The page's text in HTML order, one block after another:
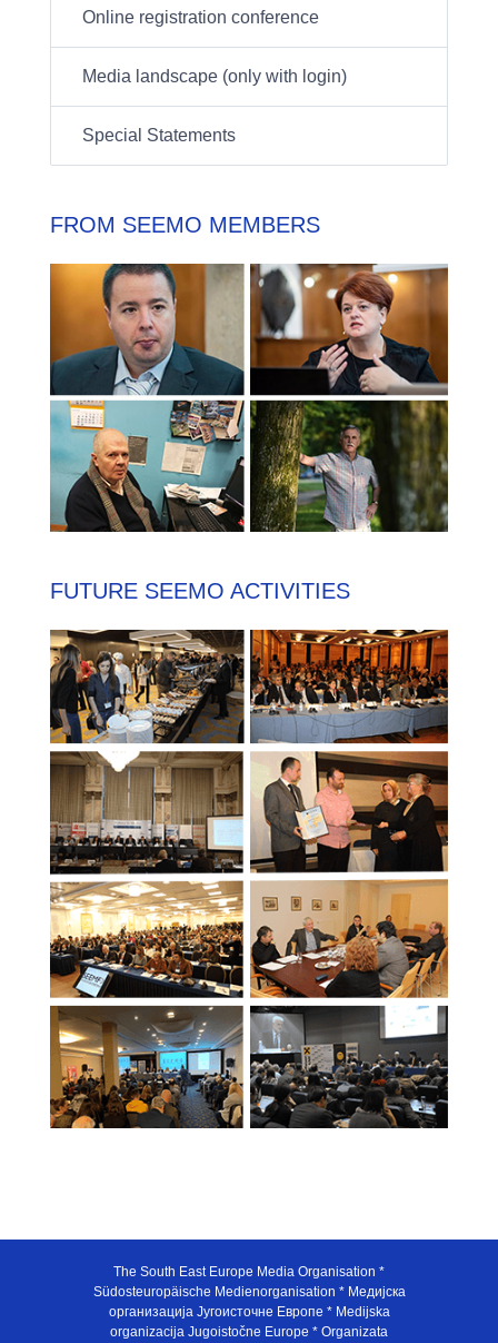
Online registration conference
Media landscape (only with login)
Special Statements
FROM SEEMO MEMBERS
FUTURE SEEMO ACTIVITIES
The South East Europe Media Organisation *
Südosteuropäische Medienorganisation * Медијска
организација Југоисточне Европе * Medijska
organizacija Jugoistočne Europe * Organizata